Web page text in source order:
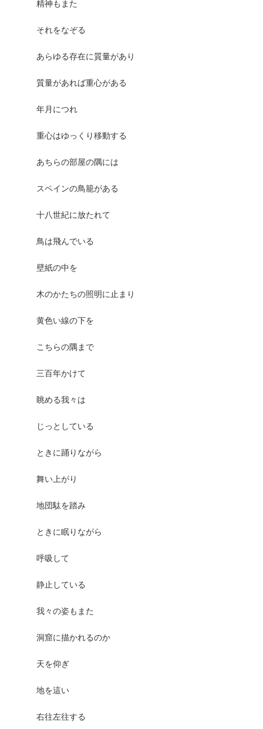
精神もまた
それをなぞる
あらゆる存在に質量があり
質量があれば重心がある
年月につれ
重心はゆっくり移動する
あちらの部屋の隅には
スペインの鳥籠がある
十八世紀に放たれて
鳥は飛んでいる
壁紙の中を
木のかたちの照明に止まり
黄色い線の下を
こちらの隅まで
三百年かけて
眺める我々は
じっとしている
ときに踊りながら
舞い上がり
地団駄を踏み
ときに眠りながら
呼吸して
静止している
我々の姿もまた
洞窟に描かれるのか
天を仰ぎ
地を這い
右往左往する